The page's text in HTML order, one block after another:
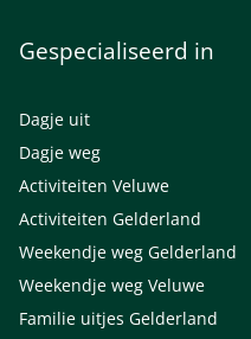
Gespecialiseerd in
Dagje uit
Dagje weg
Activiteiten Veluwe
Activiteiten Gelderland
Weekendje weg Gelderland
Weekendje weg Veluwe
Familie uitjes Gelderland